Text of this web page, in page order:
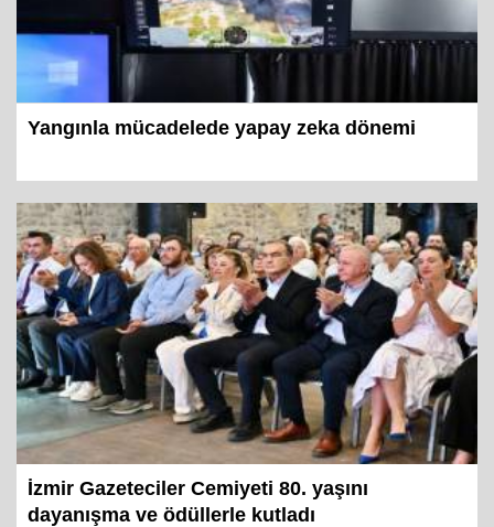
Yangınla mücadelede yapay zeka dönemi
İzmir Gazeteciler Cemiyeti 80. yaşını
dayanışma ve ödüllerle kutladı